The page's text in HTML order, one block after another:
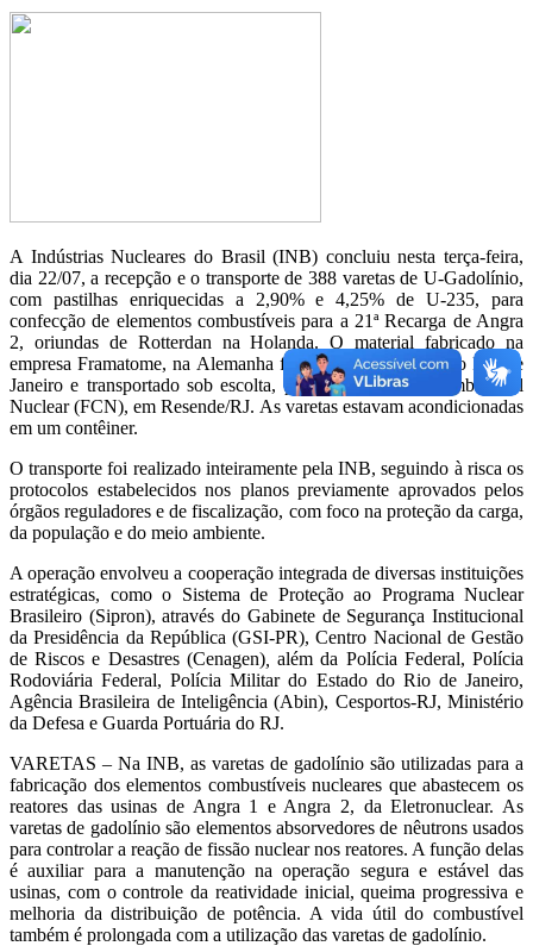
A Indústrias Nucleares do Brasil (INB) concluiu nesta terça-feira,
dia 22/07, a recepção e o transporte de 388 varetas de U-Gadolínio,
com pastilhas enriquecidas a 2,90% e 4,25% de U-235, para
confecção de elementos combustíveis para a 21ª Recarga de Angra
2, oriundas de Rotterdan na Holanda. O material fabricado na
empresa Framatome, na Alemanha foi recebido no porto do Rio de
Janeiro e transportado sob escolta, para a Fábrica de Combustível
Nuclear (FCN), em Resende/RJ. As varetas estavam acondicionadas
em um contêiner.
O transporte foi realizado inteiramente pela INB, seguindo à risca os
protocolos estabelecidos nos planos previamente aprovados pelos
órgãos reguladores e de fiscalização, com foco na proteção da carga,
da população e do meio ambiente.
A operação envolveu a cooperação integrada de diversas instituições
estratégicas, como o Sistema de Proteção ao Programa Nuclear
Brasileiro (Sipron), através do Gabinete de Segurança Institucional
da Presidência da República (GSI-PR),Centro Nacional de Gestão
de Riscos e Desastres (Cenagen), além da Polícia Federal, Polícia
Rodoviária Federal, Polícia Militar do Estado do Rio de Janeiro,
Agência Brasileira de Inteligência (Abin), Cesportos-RJ, Ministério
da Defesa e Guarda Portuária do RJ.
VARETAS – Na INB, as varetas de gadolínio são utilizadas para a
fabricação dos elementos combustíveis nucleares que abastecem os
reatores das usinas de Angra 1 e Angra 2, da Eletronuclear. As
varetas de gadolínio são elementos absorvedores de nêutrons usados
para controlar a reação de fissão nuclear nos reatores. A função delas
é auxiliar para a manutenção na operação segura e estável das
usinas, com o controle da reatividade inicial, queima progressiva e
melhoria da distribuição de potência. A vida útil do combustível
também é prolongada com a utilização das varetas de gadolínio.